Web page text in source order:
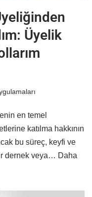
Üyelik
en temel
katılma hakkının
bu süreç, keyfi ve
dernek veya… Daha